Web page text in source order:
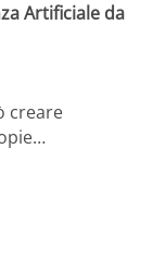
Artificiale da
creare